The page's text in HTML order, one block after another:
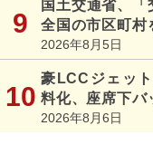
国土交通省、「
全国の市区町村
2026年8月5日
豪LCCジェッ
料化、座席下バ
2026年8月6日